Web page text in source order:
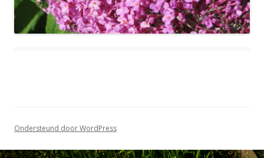
Ondersteund door WordPress